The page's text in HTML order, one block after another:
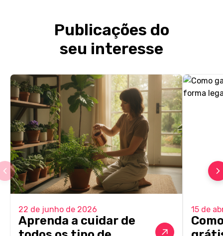
Publicações do
seu interesse
22 de junho de 2026
Aprenda a cuidar de
15 de